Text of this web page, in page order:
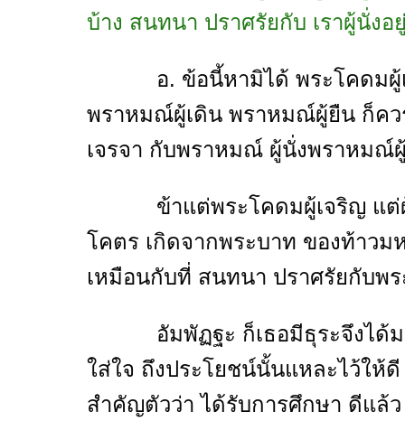
บ้าง สนทนา ปราศรัยกับ เราผู้นั่งอ
อ. ข้อนี้หามิได้ พระโคดมผู้เจ
พราหมณ์ผู้เดิน พราหมณ์ผู้ยืน ก็ค
เจรจา กับพราหมณ์ ผู้นั่งพราหมณ์
ข้าแต่พระโคดมผู้เจริญ แต่ผู้
โคตร เกิดจากพระบาท ของท้าว
เหมือนกับที่ สนทนา ปราศรัยกับพ
อัมพัฏฐะ ก็เธอมีธุระจึงได้มา
ใส่ใจ ถึงประโยชน์นั้นแหละไว้ให้
สำคัญตัวว่า ได้รับการศึกษา ดีแล้